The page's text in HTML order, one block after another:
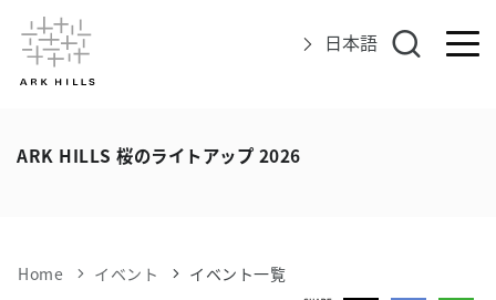
日本語
アークヒルズについて
グルメ＆ショップ
ARK HILLS 桜のライトアップ 2026
Home イベント イベント一覧